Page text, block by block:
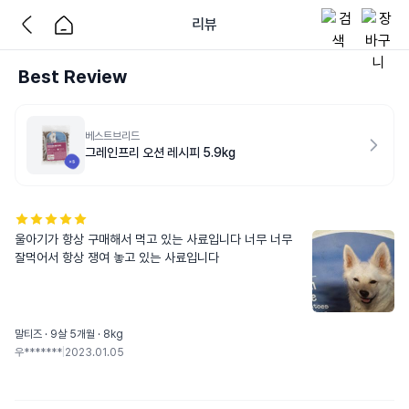
리뷰
Best Review
베스트브리드
그레인프리 오션 레시피 5.9kg
울아기가 항상 구매해서 먹고 있는 사료입니다 너무 너무
잘먹어서 항상 쟁여 놓고 있는 사료입니다
말티즈 · 9살 5개월 · 8kg
우******* 2023.01.05